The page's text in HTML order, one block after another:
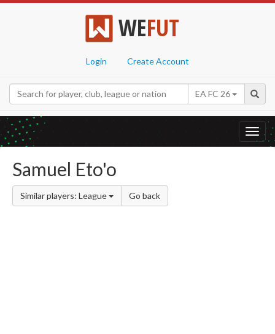
WEFUT
Login Create Account
EA FC 26
Samuel Eto'o
Similar players: League Go back